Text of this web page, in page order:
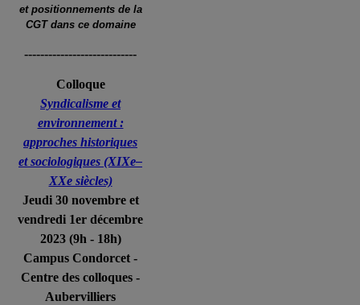
et positionnements de la
CGT dans ce domaine
----------------------------
Colloque
Syndicalisme et
environnement :
approches historiques
et sociologiques (XIXe–
XXe siècles)
Jeudi 30 novembre et
vendredi 1er décembre
2023 (9h - 18h)
Campus Condorcet -
Centre des colloques -
Aubervilliers